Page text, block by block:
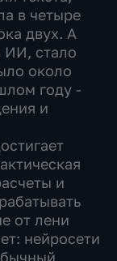
в четыре
двух. А
ИИ, стало
около
году -
и
и
от лени
нейросети